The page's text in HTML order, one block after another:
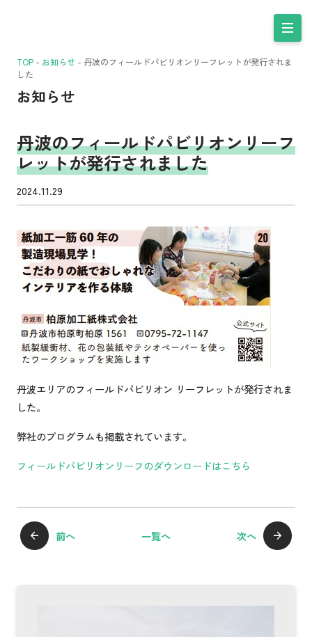
TOP - お知らせ - 丹波のフィールドパビリオンリーフレットが発行されま
した
お知らせ
丹波のフィールドパビリオンリーフ
レットが発行されました
2024.11.29
丹波エリアのフィールドパビリオン リーフレットが発行されま
した。
弊社のプログラムも掲載されています。
フィールドパビリオンリーフのダウンロードはこちら
前へ 一覧へ 次へ